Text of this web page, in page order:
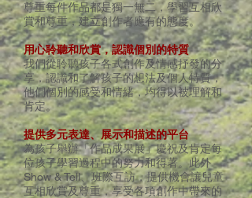
尊重每件作品都是獨一無二，學習互相欣
賞和尊重，建立創作者應有的態度。
用心聆聽和欣賞，認識個別的特質
我們從聆聽孩子各式創作及情感抒發的分
享，認識和了解孩子的想法及個人特質，
他們個別的感受和情緒，均得以被理解和
肯定。
提供多元表達、展示和描述的平台
為孩子舉辦「作品成果展」慶祝及肯定每
位孩子學習過程中的努力和得著。此外
Show & Tell、班際互訪，提供機會讓兒童
互相欣賞及尊重，享受各項創作中帶來的